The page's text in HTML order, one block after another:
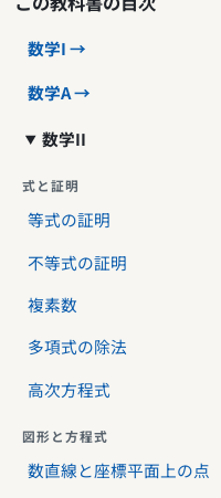
数学I →
数学A →
数学II
式と証明
等式の証明
不等式の証明
複素数
多項式の除法
高次方程式
図形と方程式
数直線と座標平面上の点